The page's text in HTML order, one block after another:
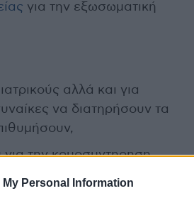
My Personal Information
για την εξωσωματική
αλλά και για
να διατηρήσουν τα
για την κρυοσυντηρηση
των κρυοσυντηρημένων